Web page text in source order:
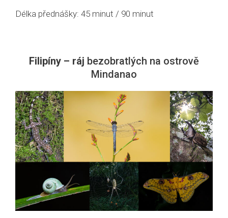
Délka přednášky: 45 minut / 90 minut
Filipíny – ráj bezobratlých na ostrově
Mindanao